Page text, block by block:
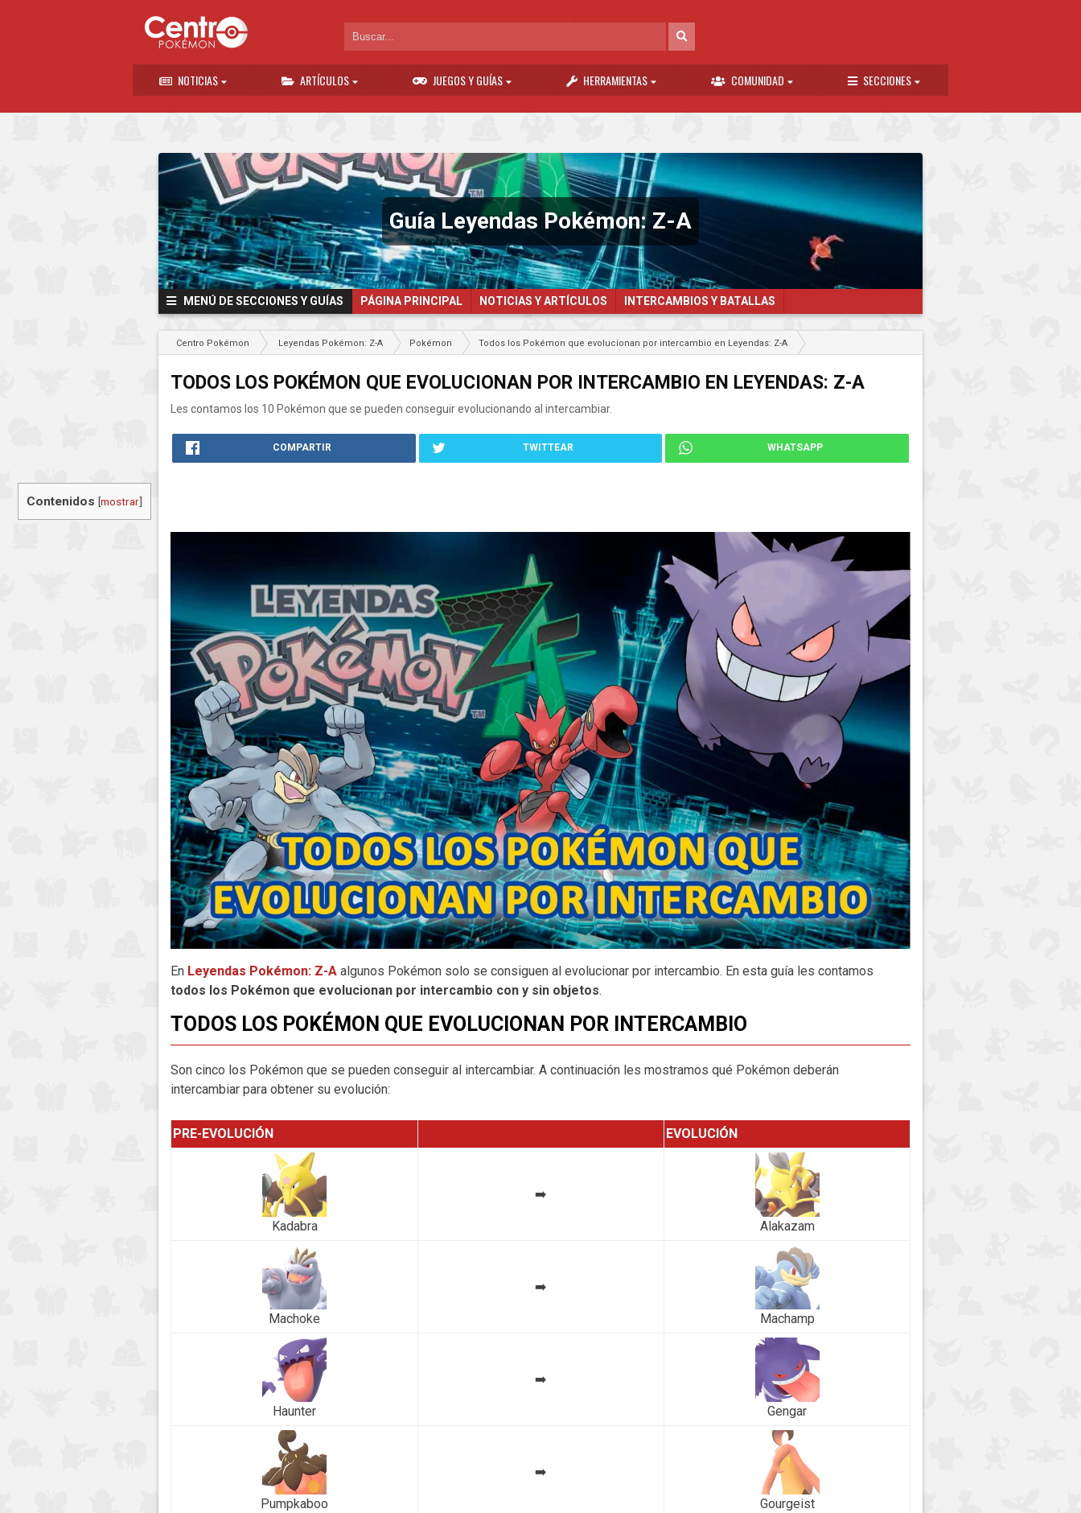
NOTICIAS ARTÍCULOS JUEGOS Y GUÍAS HERRAMIENTAS COMUNIDAD SECCIONES
Guía Leyendas Pokémon: Z-A
MENÚ DE SECCIONES Y GUÍAS PÁGINA PRINCIPAL NOTICIAS Y ARTÍCULOS INTERCAMBIOS Y BATALLAS
Centro Pokémon Leyendas Pokémon: Z-A Pokémon Todos los Pokémon que evolucionan por intercambio en Leyendas: Z-A
TODOS LOS POKÉMON QUE EVOLUCIONAN POR INTERCAMBIO EN LEYENDAS: Z-A
Les contamos los 10 Pokémon que se pueden conseguir evolucionando al intercambiar.
COMPARTIR TWITTEAR WHATSAPP
Contenidos [mostrar]
En Leyendas Pokémon: Z-A algunos Pokémon solo se consiguen al evolucionar por intercambio. En esta guía les contamos
todos los Pokémon que evolucionan por intercambio con y sin objetos.
TODOS LOS POKÉMON QUE EVOLUCIONAN POR INTERCAMBIO
Son cinco los Pokémon que se pueden conseguir al intercambiar. A continuación les mostramos qué Pokémon deberán
intercambiar para obtener su evolución:
PRE-EVOLUCIÓN EVOLUCIÓN
Kadabra
➡️
Alakazam
Machoke
➡️
Machamp
Haunter
➡️
Gengar
Pumpkaboo
➡️
Gourgeist